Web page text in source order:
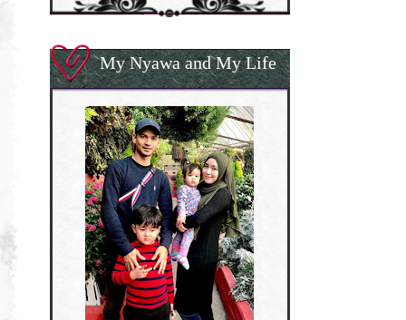
My Nyawa and My Life